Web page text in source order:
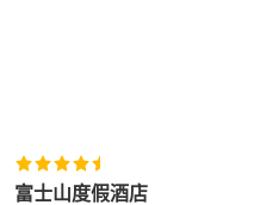
富士山度假酒店